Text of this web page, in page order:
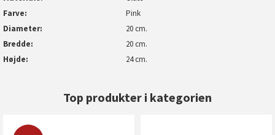
Farve
Pink
Diameter
20 cm.
Bredde
20 cm.
Højde
24 cm.
Top produkter i kategorien